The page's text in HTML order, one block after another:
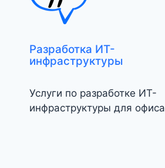
Разработка ИТ-
инфраструктуры
Услуги по разработке ИТ-
инфраструктуры для офиса